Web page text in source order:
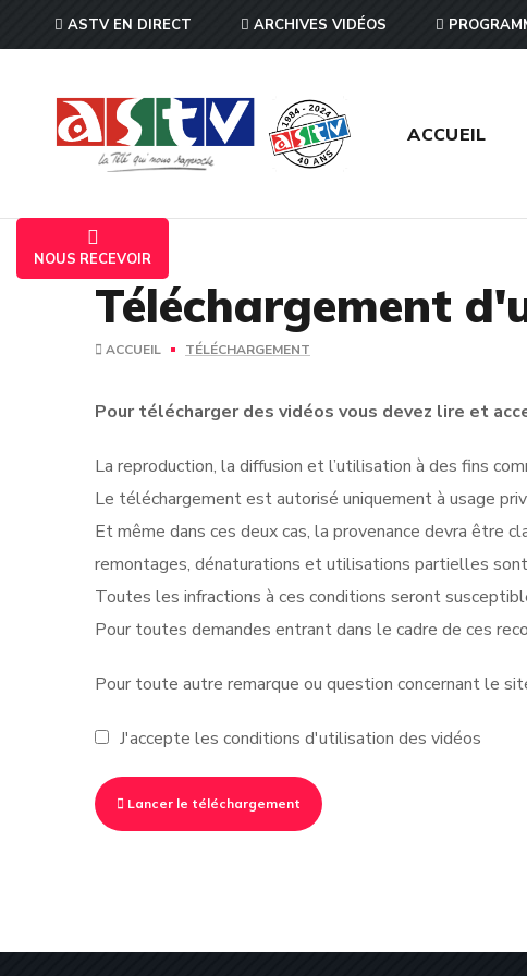
ASTV EN DIRECT ARCHIVES VIDÉOS
ACCUEIL
NOUS RECEVOIR
Téléchargement
ACCUEIL TÉLÉCHARGEMENT
Pour télécharger des vidéos vous devez lire et
La reproduction, la diffusion et l’utilisation à des fins
Le téléchargement est autorisé uniquement à usage
Et même dans ces deux cas, la provenance devra être
remontages, dénaturations et utilisations partielles
Toutes les infractions à ces conditions seront
Pour toutes demandes entrant dans le cadre de ces
Pour toute autre remarque ou question concernant le
J'accepte les conditions d'utilisation des vidéos
Lancer le téléchargement